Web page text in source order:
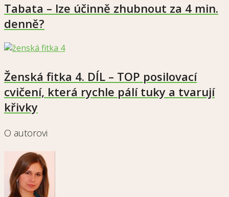
Tabata – lze účinně zhubnout za 4 min.
denně?
Ženská fitka 4. DÍL – TOP posilovací
cvičení, která rychle pálí tuky a tvarují
křivky
O autorovi